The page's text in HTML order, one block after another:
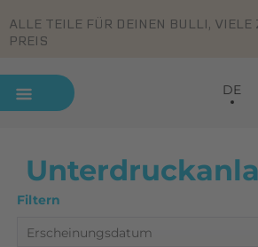
ALLE TEILE FÜR DEINEN BULLI,
PREIS
DE
Filtern